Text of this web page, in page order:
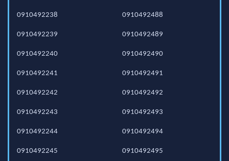
0910492238
0910492239
0910492240
0910492241
0910492242
0910492243
0910492244
0910492245
0910492488
0910492489
0910492490
0910492491
0910492492
0910492493
0910492494
0910492495